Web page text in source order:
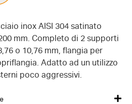
inox AISI 304 satinato
mm. Completo di 2 supporti
o 10,76 mm, flangia per
Adatto ad un utilizzo
poco aggressivi.